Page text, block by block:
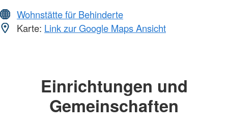
Wohnstätte für Behinderte
Karte: Link zur Google Maps Ansicht
Einrichtungen und
Gemeinschaften